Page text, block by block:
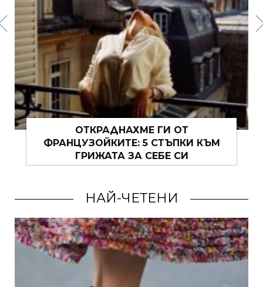
ОТКРАДНАХМЕ ГИ ОТ
ФРАНЦУЗОЙКИТЕ: 5 СТЪПКИ КЪМ
ГРИЖАТА ЗА СЕБЕ СИ
НАЙ-ЧЕТЕНИ